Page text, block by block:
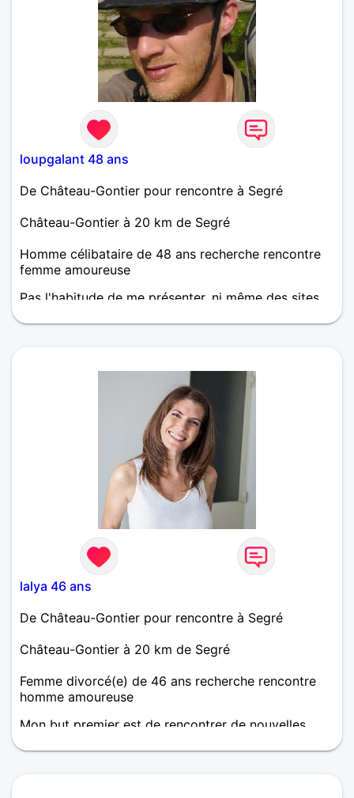
loupgalant 48 ans
De Château-Gontier pour rencontre à Segré
Château-Gontier à 20 km de Segré
Homme célibataire de 48 ans recherche rencontre
femme amoureuse
Pas l'habitude de me présenter, ni même des sites
qui est sûr, la vie est faite pour être partager!
lalya 46 ans
De Château-Gontier pour rencontre à Segré
Château-Gontier à 20 km de Segré
Femme divorcé(e) de 46 ans recherche rencontre
homme amoureuse
Mon but premier est de rencontrer de nouvelles
passer à une étape suivante. Dans la vie tout bouge